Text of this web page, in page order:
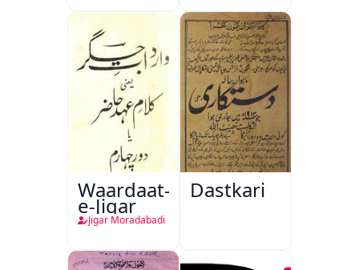
Waardaat-
e-Jigar
Jigar Moradabadi
Dastkari